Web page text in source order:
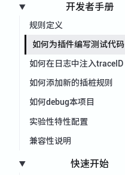
开发者手册
规则定义
如何为插件编写测试代码
如何在日志中注入traceID
如何添加新的插桩规则
如何debug本项目
实验性特性配置
兼容性说明
快速开始